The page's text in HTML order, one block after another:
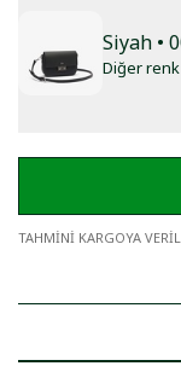
Siyah •
Diğer
TAHMİNİ KARGOYA